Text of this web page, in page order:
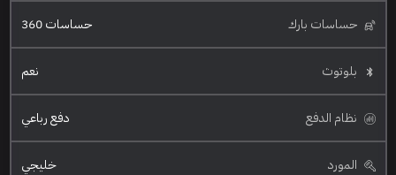
حساسات بارك حساسات 360
بلوتوث نعم
نظام الدفع دفع رباعي
المورد خليجي